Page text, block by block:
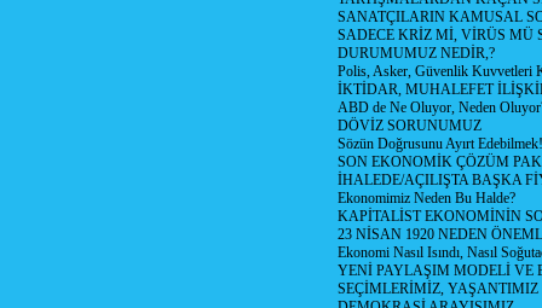
SANATÇILARIN KAMUSAL
SADECE KRİZ Mİ, VİRÜS MÜ
DURUMUMUZ NEDİR,?
Polis, Asker, Güvenlik Kuvvetleri
İKTİDAR, MUHALEFET
ABD de Ne Oluyor, Neden
DÖVİZ SORUNUMUZ
Sözün Doğrusunu Ayırt Edebilmek!
SON EKONOMİK ÇÖZÜM
İHALEDE/AÇILIŞTA BAŞKA
Ekonomimiz Neden Bu Halde?
KAPİTALİST EKONOMİNİN
23 NİSAN 1920 NEDEN
Ekonomi Nasıl Isındı, Nasıl
YENİ PAYLAŞIM MODELİ VE
SEÇİMLERİMİZ, YAŞANTIMIZ